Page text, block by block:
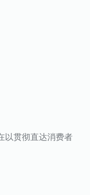
以贯彻直达消费者